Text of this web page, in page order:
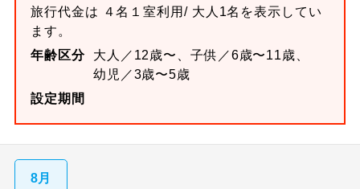
旅行代金は ４名１室利用/ 大人1名を表示してい
ます。
年齢区分
大人／12歳〜、子供／6歳〜11歳、
幼児／3歳〜5歳
設定期間
8月